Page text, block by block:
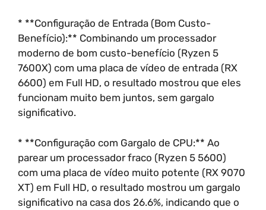
* **Configuração de Entrada (Bom Custo-
Benefício):** Combinando um processador
moderno de bom custo-benefício (Ryzen 5
7600X) com uma placa de vídeo de entrada (RX
6600) em Full HD, o resultado mostrou que eles
funcionam muito bem juntos, sem gargalo
significativo.
* **Configuração com Gargalo de CPU:** Ao
parear um processador fraco (Ryzen 5 5600)
com uma placa de vídeo muito potente (RX 9070
XT) em Full HD, o resultado mostrou um gargalo
significativo na casa dos 26.6%, indicando que o